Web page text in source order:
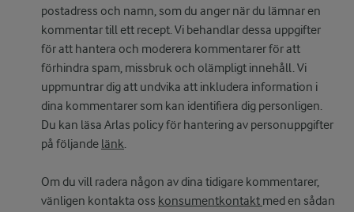
postadress och namn, som du anger när du lämnar en
kommentar till ett recept. Vi behandlar dessa uppgifter
för att hantera och moderera kommentarer för att
förhindra spam, missbruk och olämpligt innehåll. Vi
uppmuntrar dig att undvika att inkludera information i
dina kommentarer som kan identifiera dig personligen.
Du kan läsa Arlas policy för hantering av personuppgifter
på följande länk.
Om du vill radera någon av dina tidigare kommentarer,
vänligen kontakta oss konsumentkontakt med en sådan